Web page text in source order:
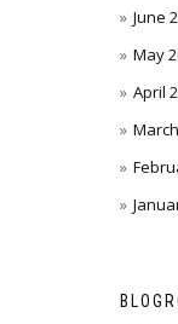
June
May
April